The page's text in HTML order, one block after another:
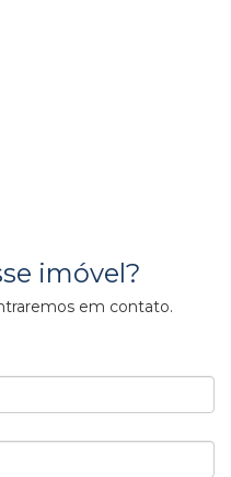
imóvel?
em contato.